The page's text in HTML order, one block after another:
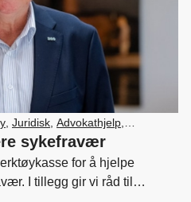
Juridisk Advokathjelp
fordeler,HR,Ledelse og personal
sykefravær
for å hjelpe
I tillegg gir vi råd til